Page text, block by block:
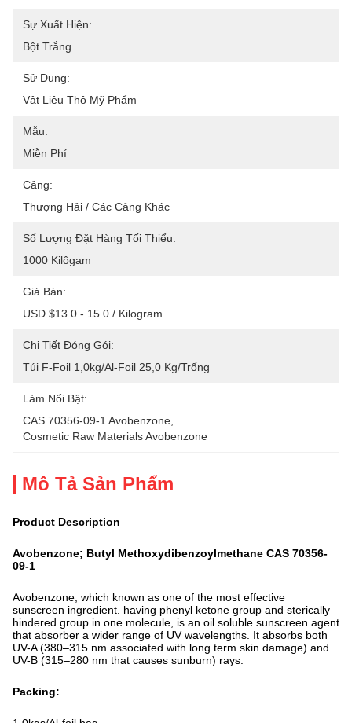
Sự Xuất Hiện:
Bột Trắng
Sử Dụng:
Vật Liệu Thô Mỹ Phẩm
Mẫu:
Miễn Phí
Cảng:
Thượng Hải / Các Cảng Khác
Số Lượng Đặt Hàng Tối Thiểu:
1000 Kilôgam
Giá Bán:
USD $13.0 - 15.0 / Kilogram
Chi Tiết Đóng Gói:
Túi F-Foil 1,0kg/Al-Foil 25,0 Kg/trống
Làm Nổi Bật:
CAS 70356-09-1 Avobenzone
Cosmetic Raw Materials Avobenzone
Mô Tả Sản Phẩm
Product Description
Avobenzone; Butyl Methoxydibenzoylmethane CAS 70356-
09-1
Avobenzone, which known as one of the most effective
sunscreen ingredient. having phenyl ketone group and sterically
hindered group in one molecule, is an oil soluble sunscreen agent
that absorber a wider range of UV wavelengths. It absorbs both
UV-A (380–315 nm associated with long term skin damage) and
UV-B (315–280 nm that causes sunburn) rays.
Packing: